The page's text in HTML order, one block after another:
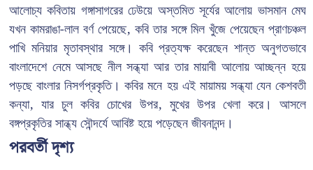
আলোচ্য কবিতায় গঙ্গাসাগরের ঢেউয়ে অস্তমিত সূর্যের আলোয় ভাসমান মেঘ
যখন কামরাঙা-লাল বর্ণ পেয়েছে, কবি তার সঙ্গে মিল খুঁজে পেয়েছেন প্রাণচঞ্চল
পাখি মনিয়ার মৃতাবস্থার সঙ্গে। কবি প্রত্যক্ষ করেছেন শান্ত অনুগতভাবে
বাংলাদেশে নেমে আসছে নীল সন্ধ্যা আর তার মায়াবী আলোয় আচ্ছন্ন হয়ে
পড়ছে বাংলার নিসর্গপ্রকৃতি। কবির মনে হয় এই মায়াময় সন্ধ্যা যেন কেশবতী
কন্যা, যার চুল কবির চোখের উপর, মুখের উপর খেলা করে। আসলে
বঙ্গপ্রকৃতির সান্ধ্য সৌন্দর্যে আবিষ্ট হয়ে পড়েছেন জীবনানন্দ।
পরবর্তী দৃশ্য